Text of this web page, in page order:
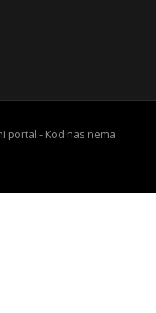
portal - Kod nas nema